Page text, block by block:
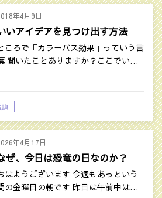
年4月9日
いアイデアを見つけ出す方法
ころで「カラーバス効果」っていう言
聞いたことありますか？ここでい…
年4月17日
ぜ、今日は恐竜の日なのか？
はようございます 今週もあっという
の金曜日の朝です 昨日は午前中は…